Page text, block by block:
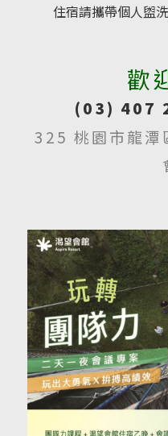
住宿請攜帶個人盥
歡
(03) 407
325 桃園市龍潭